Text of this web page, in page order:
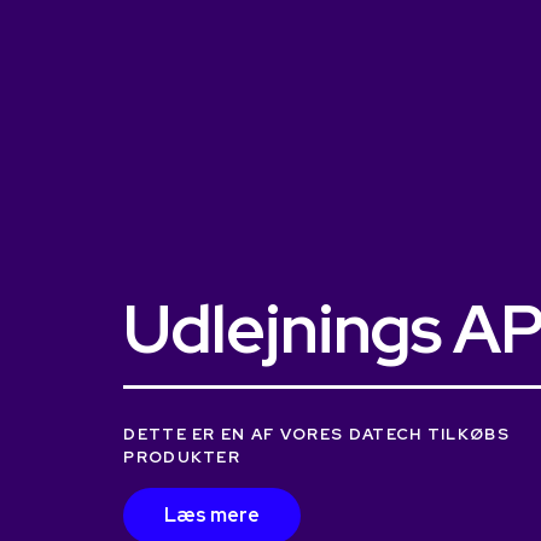
Udlejnings
DETTE ER EN AF VORES DATECH TILKØBS
PRODUKTER
Læs mere